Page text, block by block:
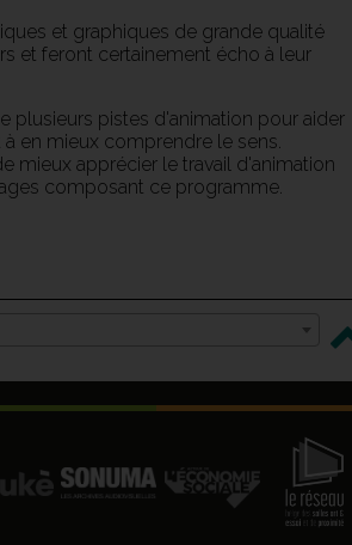
et graphiques de grande qualité
et feront certainement écho à leur
plusieurs pistes d'animation pour aider
en mieux comprendre le sens.
mieux apprécier le travail d'animation
composant ce programme.